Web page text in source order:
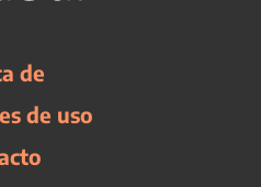
de
de uso